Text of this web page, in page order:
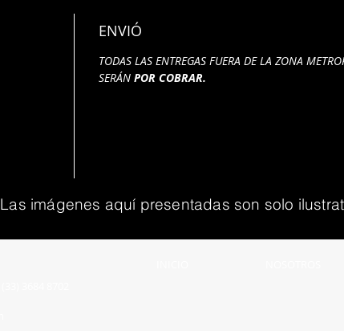
ENVIÓ
TODAS LAS ENTREGAS FUERA DE LA ZONA
SERÁNPOR COBRAR.
Las imágenes aquí presentadas son solo